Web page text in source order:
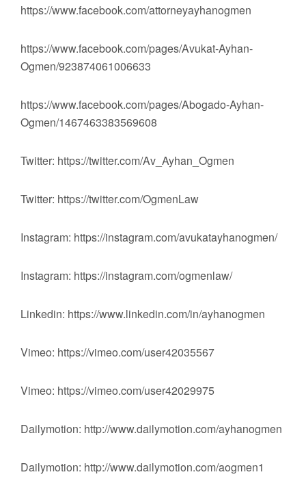
https://www.facebook.com/attorneyayhanogmen
https://www.facebook.com/pages/Avukat-Ayhan-
Ogmen/923874061006633
https://www.facebook.com/pages/Abogado-Ayhan-
Ogmen/1467463383569608
Twitter: https://twitter.com/Av_Ayhan_Ogmen
Twitter: https://twitter.com/OgmenLaw
Instagram: https://instagram.com/avukatayhanogmen/
Instagram: https://instagram.com/ogmenlaw/
Linkedin: https://www.linkedin.com/in/ayhanogmen
Vimeo: https://vimeo.com/user42035567
Vimeo: https://vimeo.com/user42029975
Dailymotion: http://www.dailymotion.com/ayhanogmen
Dailymotion: http://www.dailymotion.com/aogmen1